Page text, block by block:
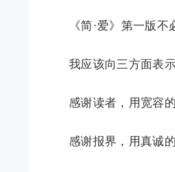
《简·爱》第一版
我应该向三方面表示
感谢读者，用宽容
感谢报界，用真诚